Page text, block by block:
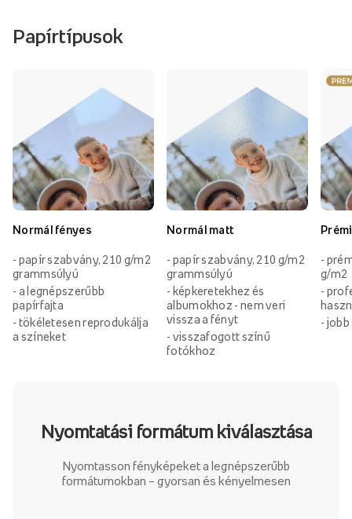
Papírtípusok
Normál fényes
- papír szabvány, 210 g/m2
grammsúlyú
- a legnépszerűbb
papírfajta
- tökéletesen reprodukálja
a színeket
Normál matt
- papír szabvány, 210 g/m2
grammsúlyú
- képkeretekhez és
albumokhoz - nem veri
vissza a fényt
- visszafogott színű
fotókhoz
-
g/m2
-
-
Nyomtatási formátum kiválasztása
Nyomtasson fényképeket a legnépszerűbb
formátumokban – gyorsan és kényelmesen